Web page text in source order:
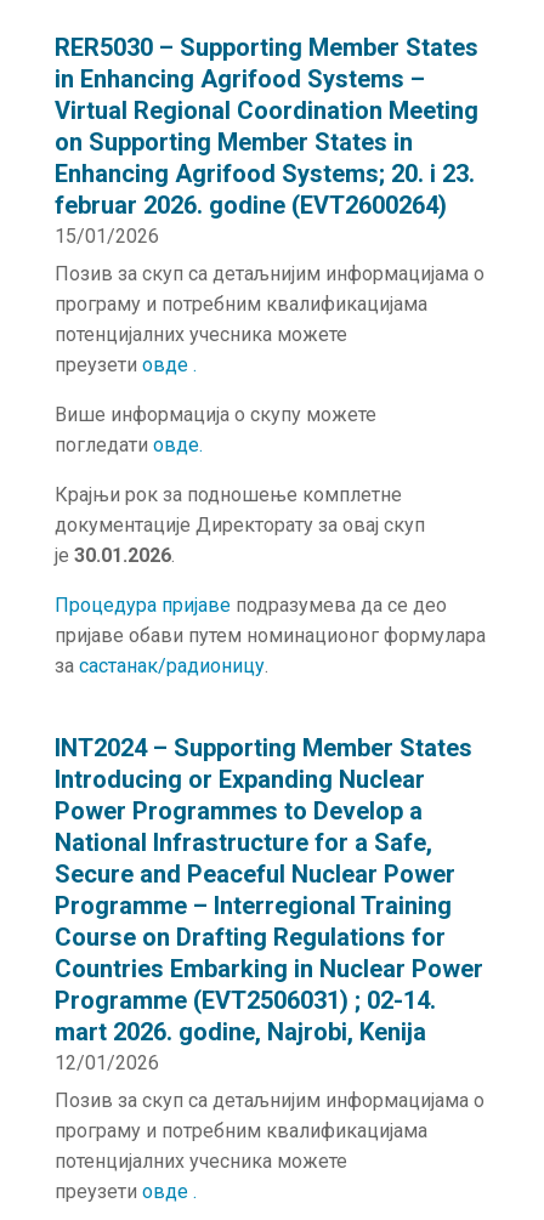
RER5030 – Supporting Member States
in Enhancing Agrifood Systems –
Virtual Regional Coordination Meeting
on Supporting Member States in
Enhancing Agrifood Systems; 20. i 23.
februar 2026. godine (EVT2600264)
15/01/2026
Позив за скуп са детаљнијим информацијама о
програму и потребним квалификацијама
потенцијалних учесника можете
преузети овде .
Више информација о скупу можете
погледати овде.
Крајњи рок за подношење комплетне
документације Директорату за овај скуп
је 30.01.2026.
Процедура пријавеподразумева да се део
пријаве обави путем номинационог формулара
за састанак/радионицу.
INT2024 – Supporting Member States
Introducing or Expanding Nuclear
Power Programmes to Develop a
National Infrastructure for a Safe,
Secure and Peaceful Nuclear Power
Programme – Interregional Training
Course on Drafting Regulations for
Countries Embarking in Nuclear Power
Programme (EVT2506031) ; 02-14.
mart 2026. godine, Najrobi, Kenija
12/01/2026
Позив за скуп са детаљнијим информацијама о
програму и потребним квалификацијама
потенцијалних учесника можете
преузети овде .